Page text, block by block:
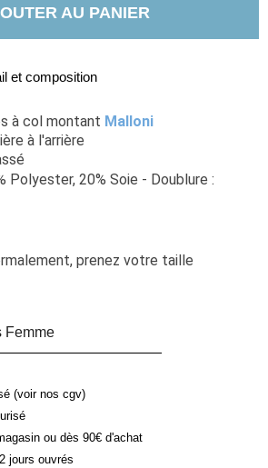
AU PANIER
et composition
à col montant Malloni
à l'arrière
Polyester, 20% Soie - Doublure :
prenez votre taille
Femme
(voir nos cgv)
ou dès 90€ d'achat
jours ouvrés